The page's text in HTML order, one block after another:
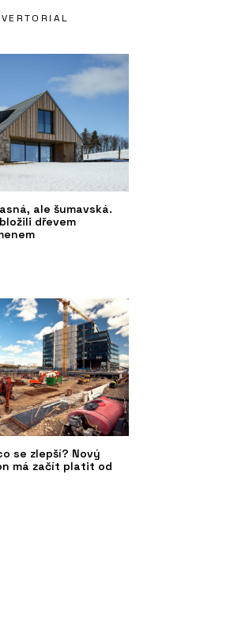
ale šumavská.
dřevem
se zlepší? Nový
má začít platit od